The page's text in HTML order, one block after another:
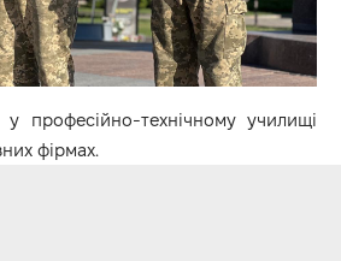
професійно-технічному училищі
фірмах.